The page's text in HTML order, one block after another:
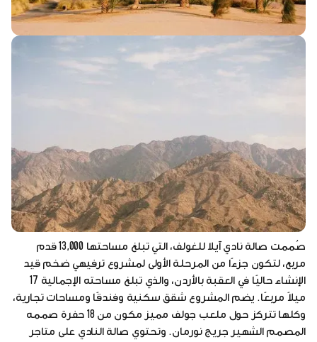
صُممت صالة نادي آيلا للغولف، التي تبلغ مساحتها 13,000 قدم
مربع، لتكون جزءًا من المرحلة الأولى لمشروع ترفيهي ضخم قيد
الإنشاء حاليًا في العقبة بالأردن، والذي تبلغ مساحته الإجمالية 17
ميلاً مربعًا. يضم المشروع شقق سكنية وفندقًا ومساحات تجارية،
وكلها تتركز حول ملعب جولف مميز مكون من 18 حفرة صممه
المصمم الشهير جريج نورمان. وتحتوي صالة النادي على متاجر